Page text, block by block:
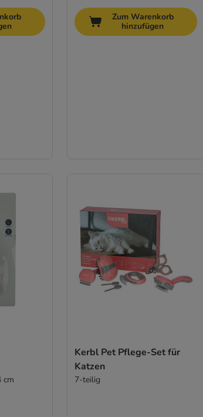
Zum Warenkorb
hinzufügen
cm
Kerbl Pet Pflege-Set für
Katzen
7-teilig